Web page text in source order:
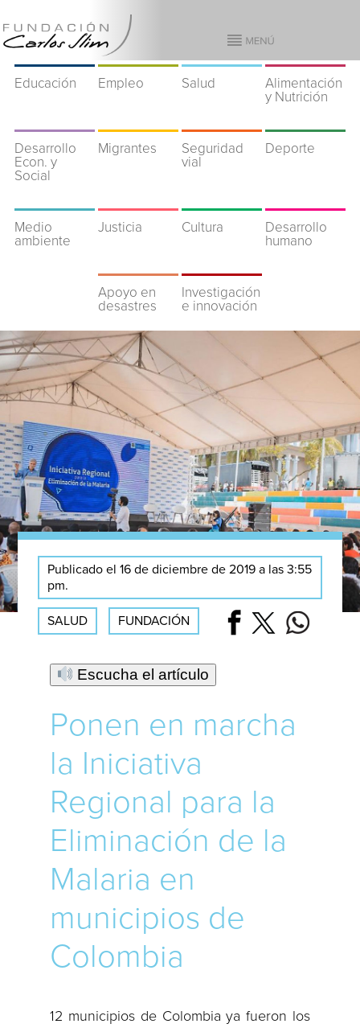
Educación Empleo Salud
Alimentación
y Nutrición
Desarrollo
Econ. y
Social
Migrantes
Seguridad
vial
Deporte
Medio
ambiente
Justicia Cultura
Desarrollo
humano
Apoyo en
desastres
Investigación
e innovación
Publicado el 16 de diciembre de 2019 a las 3:55
pm.
SALUD FUNDACIÓN
Escucha el artículo
Ponen en marcha
la Iniciativa
Regional para la
Eliminación de la
Malaria en
municipios de
Colombia
12 municipios de Colombia ya fueron los